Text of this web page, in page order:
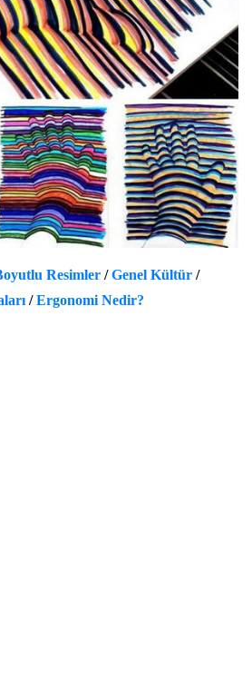
Resimler /Genel Kültür /
/ Ergonomi Nedir?